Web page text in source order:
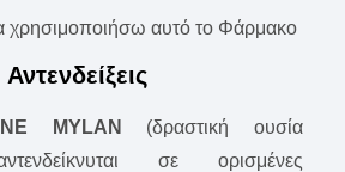
Αντενδείξεις
MYLAN (δραστική ουσία
σε ορισμένες